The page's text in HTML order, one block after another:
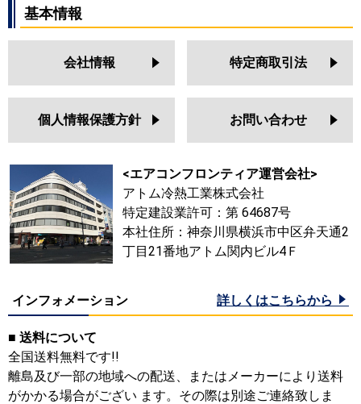
基本情報
会社情報 特定商取引法
個人情報保護方針 お問い合わせ
<エアコンフロンティア運営会社>
アトム冷熱工業株式会社
特定建設業許可：第 64687号
本社住所：神奈川県横浜市中区弁天通2
丁目21番地アトム関内ビル4Ｆ
インフォメーション 詳しくはこちらから
■ 送料について
全国送料無料です!!
離島及び一部の地域への配送、またはメーカーにより送料
がかかる場合がござい ます。その際は別途ご連絡致しま